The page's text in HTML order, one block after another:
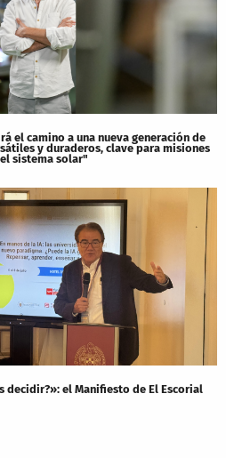
el camino a una nueva generación de
y duraderos, clave para misiones
sistema solar"
decidir?»: el Manifiesto de El Escorial